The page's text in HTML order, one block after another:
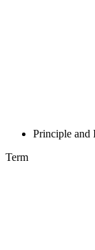
Principle and
Term